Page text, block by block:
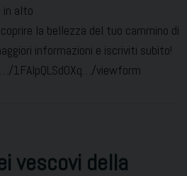
in alto
la bellezza del tuo cammino di
informazioni e iscriviti subito!
1FAIpQLSdOXq…/viewform
vescovi della